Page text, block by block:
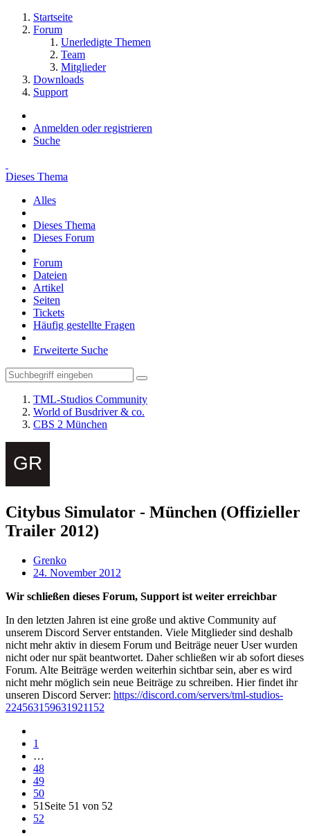
Startseite
Forum
Unerledigte Themen
Team
Mitglieder
Downloads
Support
Anmelden oder registrieren
Suche
Dieses Thema
Alles
Dieses Thema
Dieses Forum
Forum
Dateien
Artikel
Seiten
Tickets
Häufig gestellte Fragen
Erweiterte Suche
TML-Studios Community
World of Busdriver & co.
CBS 2 München
Citybus Simulator - München (Offizieller
Trailer 2012)
Grenko
24. November 2012
Wir schließen dieses Forum, Support ist weiter erreichbar
In den letzten Jahren ist eine große und aktive Community auf
unserem Discord Server entstanden. Viele Mitglieder sind deshalb
nicht mehr aktiv in diesem Forum und Beiträge neuer User wurden
nicht oder nur spät beantwortet. Daher schließen wir ab sofort dieses
Forum. Alte Beiträge werden weiterhin sichtbar sein, aber es wird
nicht mehr möglich sein neue Beiträge zu schreiben. Hier findet ihr
unseren Discord Server: https://discord.com/servers/tml-studios-
224563159631921152
1
…
48
49
50
51 Seite 51 von 52
52